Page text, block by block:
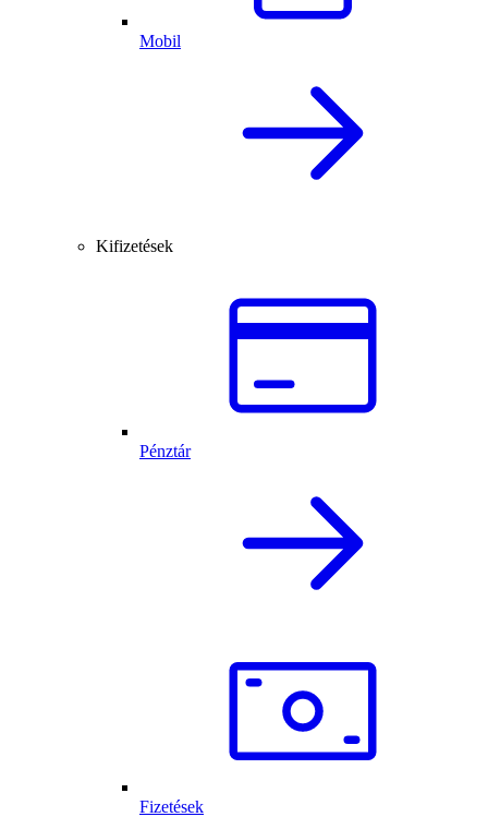
Mobil
Kifizetések
Pénztár
Fizetések